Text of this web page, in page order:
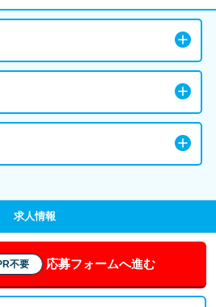
求人情報
不要 応募フォームへ進む